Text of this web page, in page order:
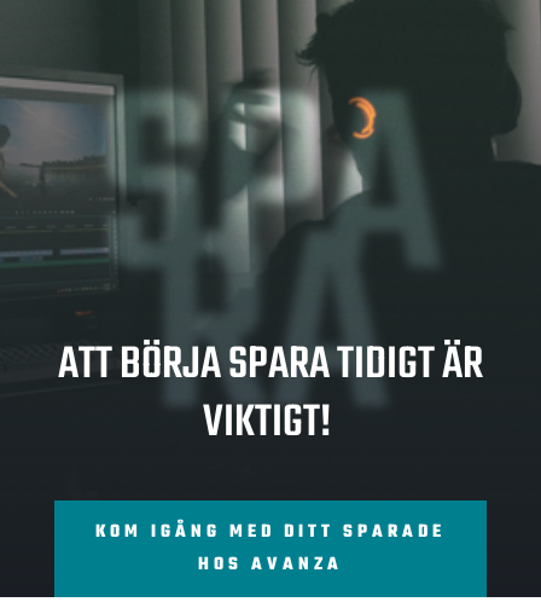
SPA
RA
ATT BÖRJA SPARA TIDIGT ÄR
VIKTIGT!
KOM IGÅNG MED DITT SPARADE
HOS AVANZA